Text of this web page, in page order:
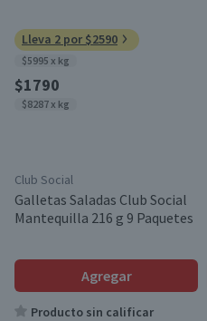
Lleva 2 por $2590
$5995 x kg
$1790
$8287 x kg
Club Social
Galletas Saladas Club Social
Mantequilla 216 g 9 Paquetes
Agregar
Producto sin calificar